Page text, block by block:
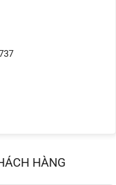
HÀNG